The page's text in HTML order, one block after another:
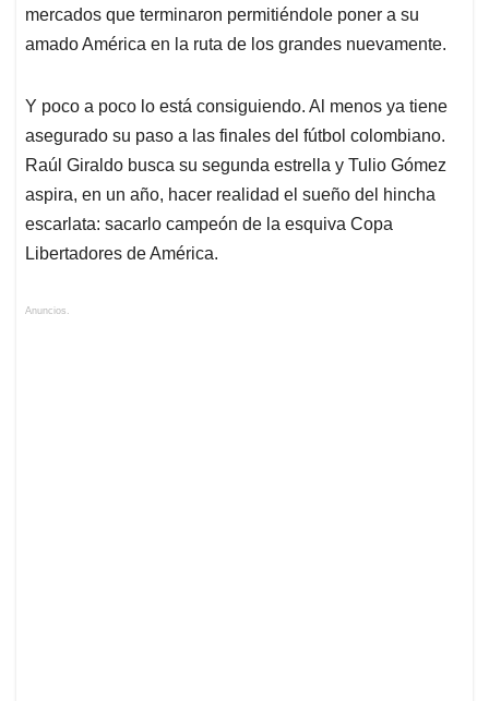
mercados que terminaron permitiéndole poner a su
amado América en la ruta de los grandes nuevamente.
Y poco a poco lo está consiguiendo. Al menos ya tiene
asegurado su paso a las finales del fútbol colombiano.
Raúl Giraldo busca su segunda estrella y Tulio Gómez
aspira, en un año, hacer realidad el sueño del hincha
escarlata: sacarlo campeón de la esquiva Copa
Libertadores de América.
Anuncios.